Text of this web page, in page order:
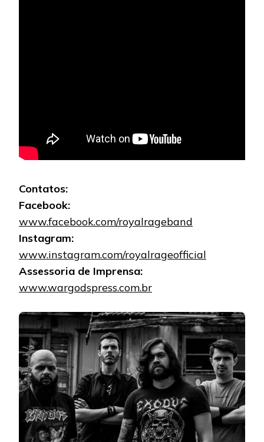
Contatos:
Facebook:
www.facebook.com/royalrageband
Instagram:
www.instagram.com/royalrageofficial
Assessoria de Imprensa:
www.wargodspress.com.br